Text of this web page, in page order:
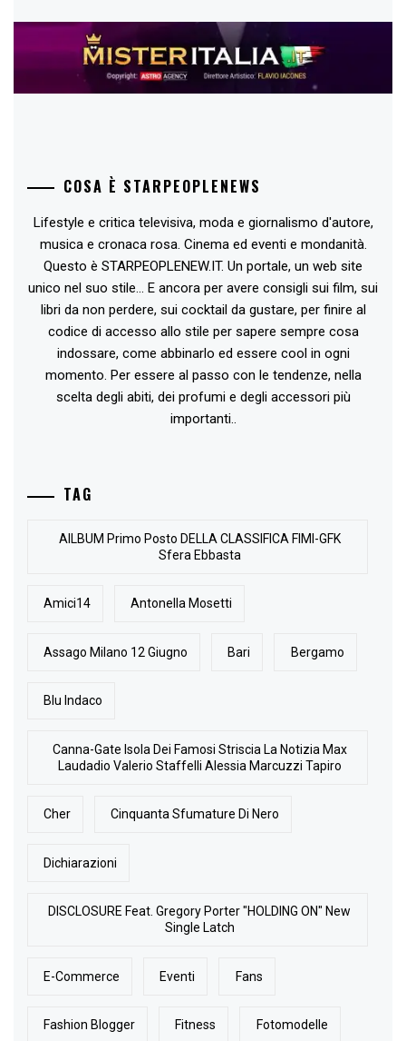
COSA È STARPEOPLENEWS
Lifestyle e critica televisiva, moda e giornalismo d'autore,
musica e cronaca rosa. Cinema ed eventi e mondanità.
Questo è STARPEOPLENEW.IT. Un portale, un web site
unico nel suo stile... E ancora per avere consigli sui film, sui
libri da non perdere, sui cocktail da gustare, per finire al
codice di accesso allo stile per sapere sempre cosa
indossare, come abbinarlo ed essere cool in ogni
momento. Per essere al passo con le tendenze, nella
scelta degli abiti, dei profumi e degli accessori più
importanti..
TAG
AlLBUM Primo Posto DELLA CLASSIFICA FIMI-GFK
Sfera Ebbasta
Amici14 Antonella Mosetti
Assago Milano 12 Giugno Bari Bergamo
Blu Indaco
Canna-Gate Isola Dei Famosi Striscia La Notizia Max
Laudadio Valerio Staffelli Alessia Marcuzzi Tapiro
Cher Cinquanta Sfumature Di Nero
Dichiarazioni
DISCLOSURE Feat. Gregory Porter "HOLDING ON" New
Single Latch
E-Commerce Eventi Fans
Fashion Blogger Fitness Fotomodelle